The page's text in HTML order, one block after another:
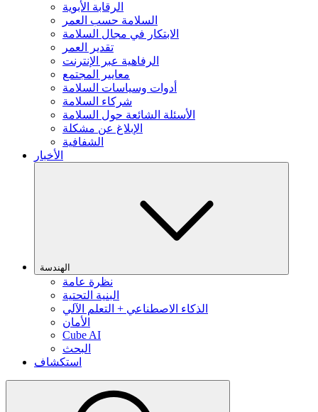
الرقابة الأبوية
السلامة حسب العمر
الابتكار في مجال السلامة
تقدير العمر
الرفاهية عبر الإنترنت
معايير المجتمع
أدوات وسياسات السلامة
شركاء السلامة
الأسئلة الشائعة حول السلامة
الإبلاغ عن مشكلة
الشفافية
الأخبار
الهندسة
نظرة عامة
البنية التحتية
الذكاء الاصطناعي + التعلم الآلي
الأمان
Cube AI
البحث
استكشاف